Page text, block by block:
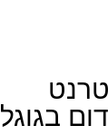
בגוגל